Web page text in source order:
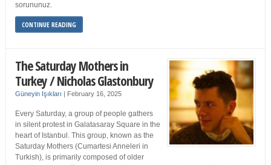
sorununuz.
CONTINUE READING
The Saturday Mothers in
Turkey / Nicholas Glastonbury
Güneyin Işıkları | February 16, 2025
Every Saturday, a group of people gathers
in silent protest in Galatasaray Square in the
heart of Istanbul. This group, known as the
Saturday Mothers (Cumartesi Anneleri in
Turkish), is primarily composed of older